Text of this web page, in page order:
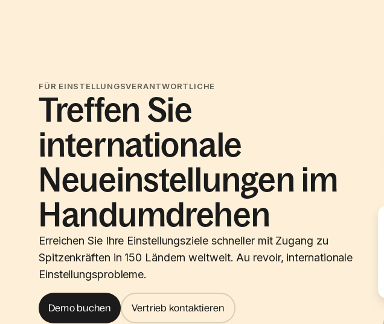
FÜR EINSTELLUNGSVERANTWORTLICHE
Treffen Sie
internationale
Neueinstellungen im
Handumdrehen
Erreichen Sie Ihre Einstellungsziele schneller mit Zugang zu
Spitzenkräften in 150 Ländern weltweit. Au revoir, internationale
Einstellungsprobleme.
Demo buchen Vertrieb kontaktieren